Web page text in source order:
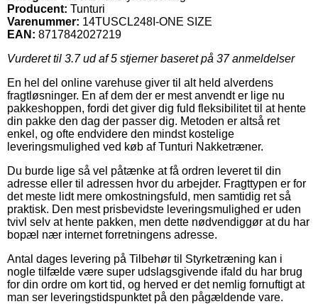
Producent: Tunturi
Varenummer: 14TUSCL248I-ONE SIZE
EAN: 8717842027219
Vurderet til 3.7ud af 5 stjerner baseret på 37anmeldelser
En hel del online varehuse giver til alt held alverdens
fragtløsninger. En af dem der er mest anvendt er lige nu
pakkeshoppen, fordi det giver dig fuld fleksibilitet til at hente
din pakke den dag der passer dig. Metoden er altså ret
enkel, og ofte endvidere den mindst kostelige
leveringsmulighed ved køb af Tunturi Nakketræner.
Du burde lige så vel påtænke at få ordren leveret til din
adresse eller til adressen hvor du arbejder. Fragttypen er for
det meste lidt mere omkostningsfuld, men samtidig ret så
praktisk. Den mest prisbevidste leveringsmulighed er uden
tvivl selv at hente pakken, men dette nødvendiggør at du har
bopæl nær internet forretningens adresse.
Antal dages levering på Tilbehør til Styrketræning kan i
nogle tilfælde være super udslagsgivende ifald du har brug
for din ordre om kort tid, og herved er det nemlig fornuftigt at
man ser leveringstidspunktet på den pågældende vare.